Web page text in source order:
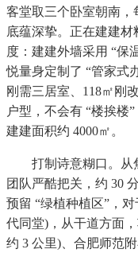
客堂取三个卧室朝南
底蕴深挚。正在建建
度：建建外墙采用 “保
悦量身定制了 “管家式
刚需三居室、118㎡刚
户型，不会有 “楼挨楼
建建面积约 4000㎡。
打制诗意糊口。从
团队严酷把关，约 30
预留 “绿植种植区”，
代同堂)，从干道方面
约 3 公里)、合肥师范